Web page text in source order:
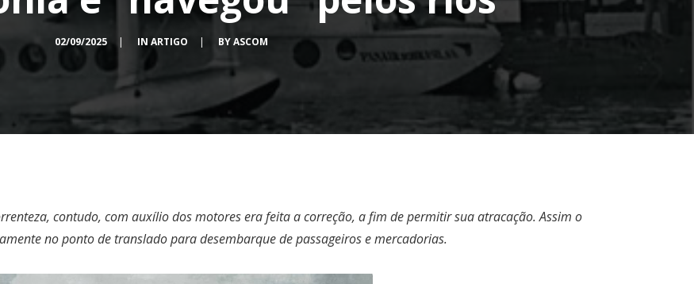
02/09/2025 | IN ARTIGO | BYASCOM
contudo, com auxílio dos motores era feita a correção, a fim de permitir sua atracação. Assim o
no ponto de translado para desembarque de passageiros e mercadorias.